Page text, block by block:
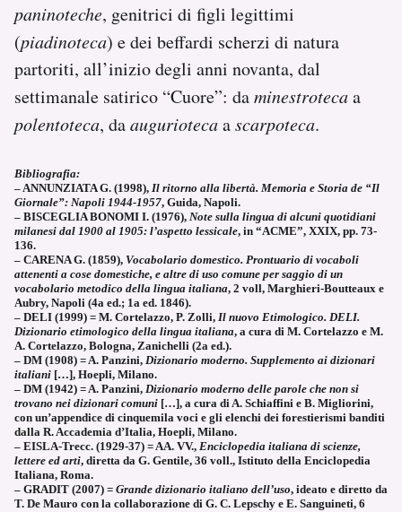
paninoteche, genitrici di figli legittimi
(piadinoteca) e dei beffardi scherzi di natura
partoriti, all’inizio degli anni novanta, dal
settimanale satirico “Cuore”: daminestrotecaa
polentoteca, daauguriotecaascarpoteca.
Bibliografia:
– ANNUNZIATA G. (1998), Il ritorno alla libertà. Memoria e Storia de “Il
Giornale”: Napoli 1944-1957, Guida, Napoli.
– BISCEGLIA BONOMI I. (1976), Note sulla lingua di alcuni quotidiani
milanesi dal 1900 al 1905: l’aspetto lessicale, in “ACME”, XXIX, pp. 73-
136.
– CARENA G. (1859), Vocabolario domestico. Prontuario di vocaboli
attenenti a cose domestiche, e altre di uso comune per saggio di un
vocabolario metodico della lingua italiana, 2 voll, Marghieri-Boutteaux e
Aubry, Napoli (4a ed.; 1a ed. 1846).
– DELI (1999) = M. Cortelazzo, P. Zolli, Il nuovo Etimologico. DELI.
Dizionario etimologico della lingua italiana, a cura di M. Cortelazzo e M.
A. Cortelazzo, Bologna, Zanichelli (2a ed.).
– DM (1908) = A. Panzini, Dizionario moderno. Supplemento ai dizionari
italiani […], Hoepli, Milano.
– DM (1942) = A. Panzini, Dizionario moderno delle parole che non si
trovano nei dizionari comuni […], a cura di A. Schiaffini e B. Migliorini,
con un’appendice di cinquemila voci e gli elenchi dei forestierismi banditi
dalla R. Accademia d’Italia, Hoepli, Milano.
– EISLA-Trecc. (1929-37) = AA. VV., Enciclopedia italiana di scienze,
lettere ed arti, diretta da G. Gentile, 36 voll., Istituto della Enciclopedia
Italiana, Roma.
– GRADIT (2007) = Grande dizionario italiano dell’uso, ideato e diretto da
T. De Mauro con la collaborazione di G. C. Lepschy e E. Sanguineti, 6